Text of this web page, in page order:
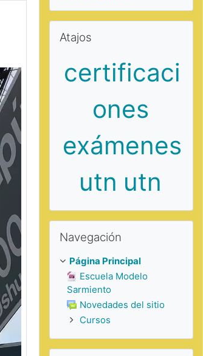
Saltar Atajos
Atajos
certificaci
ones
exámenes
utn utn
Saltar Navegación
Navegación
Página Principal
Escuela Modelo
Sarmiento
Novedades del sitio
Cursos